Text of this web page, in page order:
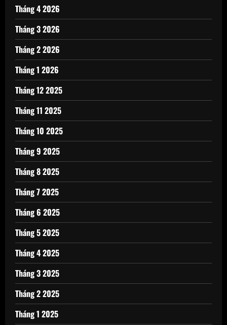
Tháng 4 2026
Tháng 3 2026
Tháng 2 2026
Tháng 1 2026
Tháng 12 2025
Tháng 11 2025
Tháng 10 2025
Tháng 9 2025
Tháng 8 2025
Tháng 7 2025
Tháng 6 2025
Tháng 5 2025
Tháng 4 2025
Tháng 3 2025
Tháng 2 2025
Tháng 1 2025